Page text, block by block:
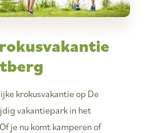
krokusvakantie op De
vakantiepark in het
je nu komt kamperen of